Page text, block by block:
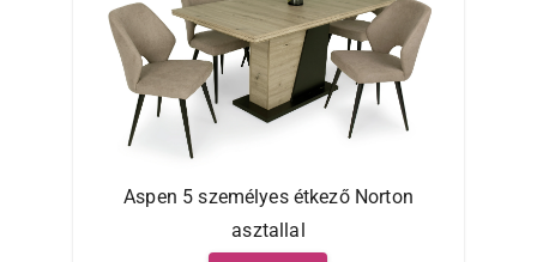
Aspen 5 személyes étkező Norton
asztallal